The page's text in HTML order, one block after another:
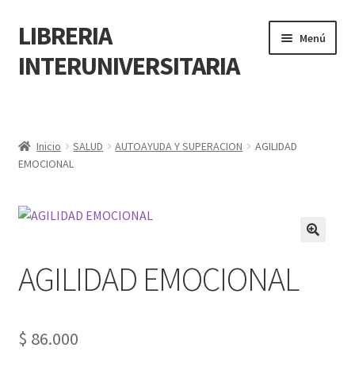
LIBRERIA
INTERUNIVERSITARIA
Menú
Carrito
Resumen de compra
Inicio SALUD AUTOAYUDA Y SUPERACION
AGILIDAD
EMOCIONAL
AGILIDAD EMOCIONAL
$ 86.000